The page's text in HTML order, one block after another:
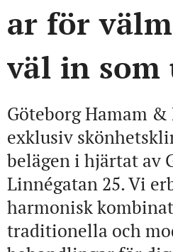
ar för
väl in som
Göteborg Hamam &
exklusiv
belägen i hjärtat av
Linnégatan 25. Vi
harmonisk
traditionella och